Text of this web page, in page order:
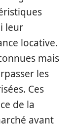
leur
locative.
mais
les
Ces
de la
avant